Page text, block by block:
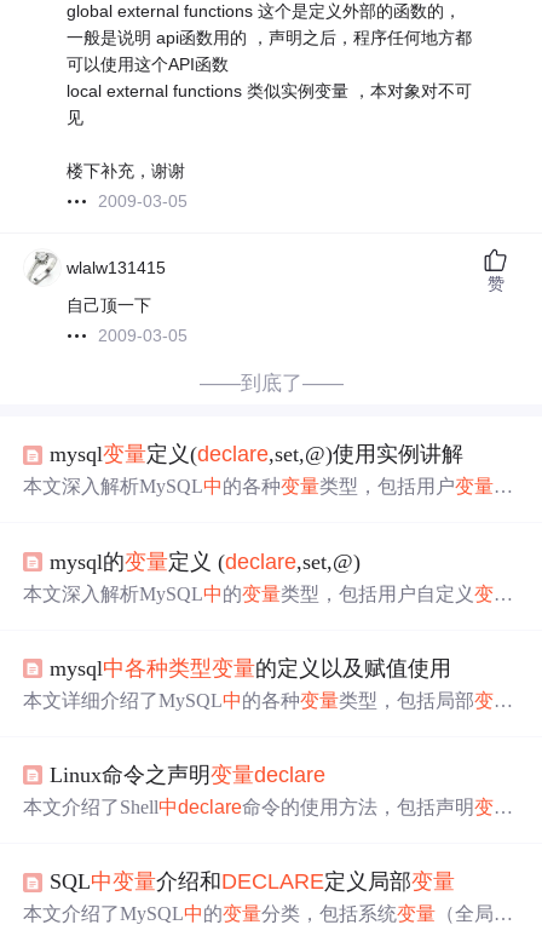
global external functions 这个是定义外部的函数的，
一般是说明 api函数用的 ，声明之后，程序任何地方都
可以使用这个API函数
local external functions 类似实例变量 ，本对象对不可
见
楼下补充，谢谢
2009-03-05
wlalw131415
自己顶一下
2009-03-05
赞
——到底了——
mysql变量定义(declare,set,@)使用实例讲解
本文深入解析MySQL中的各种变量类型，包括用户变量、
景，并提供了实例说明。
mysql的变量定义 (declare,set,@)
本文深入解析MySQL中的变量类型，包括用户自定义变量
eclare和set语句来定义变量。
mysql中各种类型变量的定义以及赋值使用
本文详细介绍了MySQL中的各种变量类型，包括局部变量
Linux命令之声明变量declare
本文介绍了Shell中declare命令的使用方法，包括声明变量
数组变量等。declare命令允许在当前shell环境中定义和管
理变量，对于理解和操作shell脚本的变量管理非常有帮
SQL中变量介绍和DECLARE定义局部变量
本文介绍了MySQL中的变量分类，包括系统变量 （全局与